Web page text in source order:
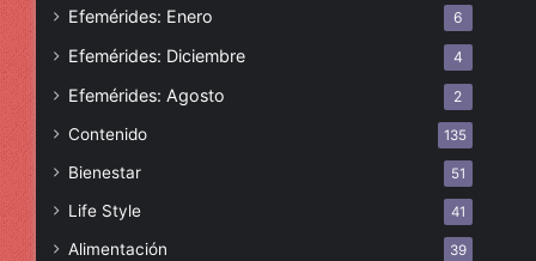
Efemérides: Enero 6
Efemérides: Diciembre 4
Efemérides: Agosto 2
Contenido 135
Bienestar 51
Life Style 41
Alimentación 39